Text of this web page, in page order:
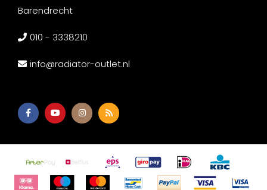
Barendrecht
010 - 3338210
info@radiator-outlet.nl